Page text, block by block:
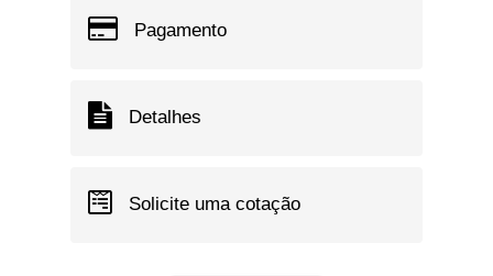
Pagamento
Detalhes
Solicite uma cotação